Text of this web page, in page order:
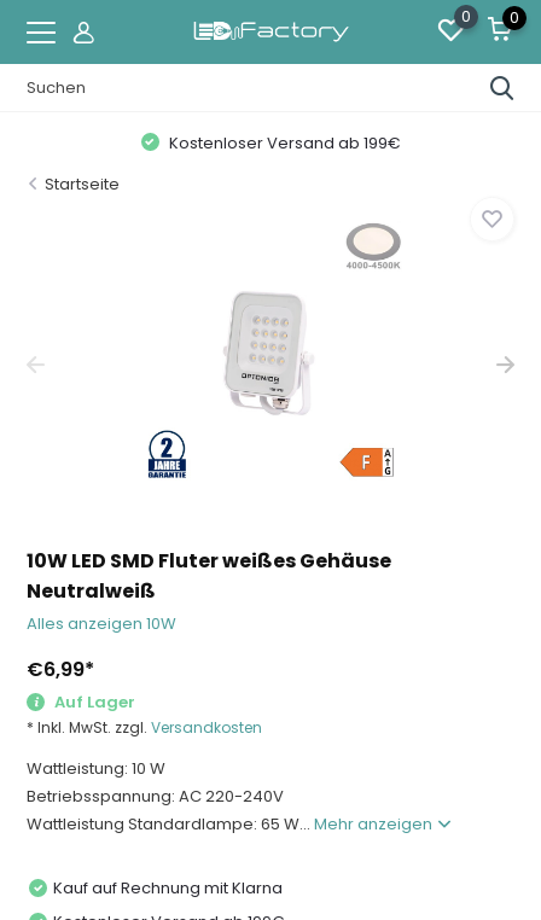
0 0
Kostenloser Versand ab 199€
Startseite
10W LED SMD Fluter weißes Gehäuse
Neutralweiß
Alles anzeigen 10W
€6,99*
Auf Lager
* Inkl. MwSt. zzgl.Versandkosten
Wattleistung: 10 W
Betriebsspannung: AC 220-240V
Wattleistung Standardlampe: 65 W...Mehr anzeigen
Kauf auf Rechnung mit Klarna